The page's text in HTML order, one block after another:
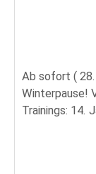
Ab sofort (
Winterpause!
Trainings: 14.